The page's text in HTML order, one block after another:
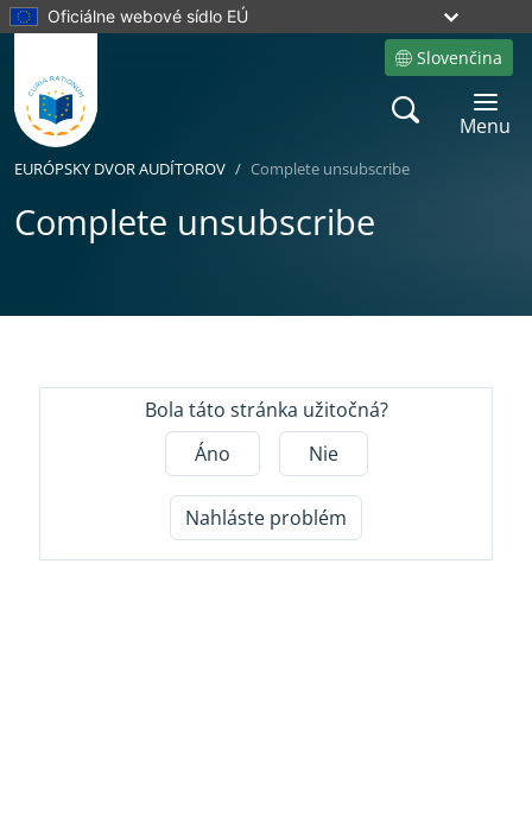
Oficiálne webové sídlo EÚ
Slovenčina
Site language
Search
Toggle
Menu
EURÓPSKY DVOR AUDÍTOROV Complete unsubscribe
Complete unsubscribe
Bola táto stránka užitočná?
Áno
Nie
Nahláste problém